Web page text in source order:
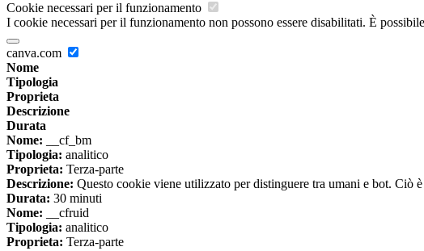
Cookie necessari per il funzionamento
I cookie necessari per il funzionamento non possono essere disabilitati. È
canva.com
Nome
Tipologia
Proprieta
Descrizione
Durata
Nome: __cf_bm
Tipologia: analitico
Proprieta: Terza-parte
Descrizione: Questo cookie viene utilizzato per distinguere tra umani e bot.
Durata: 30 minuti
Nome: __cfruid
Tipologia: analitico
Proprieta: Terza-parte